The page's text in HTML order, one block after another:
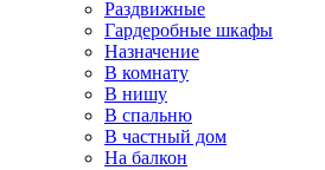
Раздвижные
Гардеробные шкафы
Назначение
В комнату
В нишу
В спальню
В частный дом
На балкон